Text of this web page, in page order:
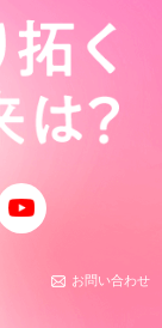
お問い合わせ